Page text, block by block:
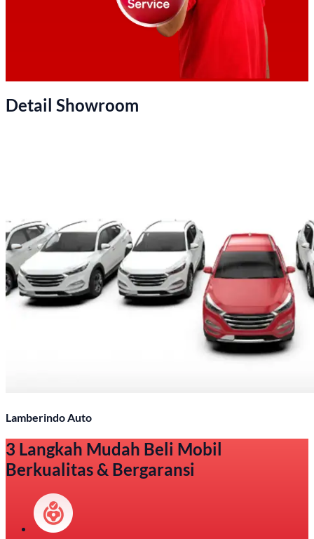
Detail Showroom
Lamberindo Auto
3 Langkah Mudah Beli Mobil
Berkualitas & Bergaransi